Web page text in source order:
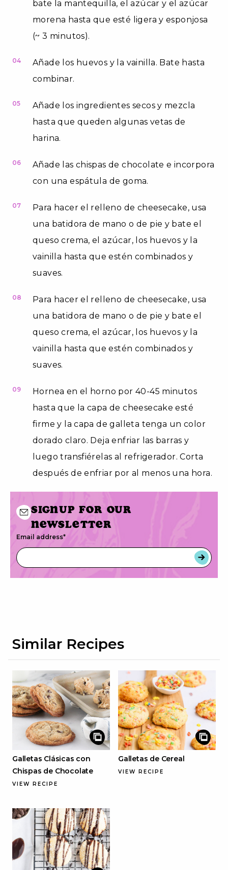
bate la mantequilla, el azúcar y el azúcar
morena hasta que esté ligera y esponjosa
(~ 3 minutos).
04
Añade los huevos y la vainilla. Bate hasta
combinar.
05
Añade los ingredientes secos y mezcla
hasta que queden algunas vetas de
harina.
06
Añade las chispas de chocolate e incorpora
con una espátula de goma.
07
Para hacer el relleno de cheesecake, usa
una batidora de mano o de pie y bate el
queso crema, el azúcar, los huevos y la
vainilla hasta que estén combinados y
suaves.
08
Para hacer el relleno de cheesecake, usa
una batidora de mano o de pie y bate el
queso crema, el azúcar, los huevos y la
vainilla hasta que estén combinados y
suaves.
09
Hornea en el horno por 40-45 minutos
hasta que la capa de cheesecake esté
firme y la capa de galleta tenga un color
dorado claro. Deja enfriar las barras y
luego transfiérelas al refrigerador. Corta
después de enfriar por al menos una hora.
Signup for our
newsletter
Email address*
Similar Recipes
Galletas Clásicas con
Chispas de Chocolate
VIEW RECIPE
Galletas de Cereal
VIEW RECIPE